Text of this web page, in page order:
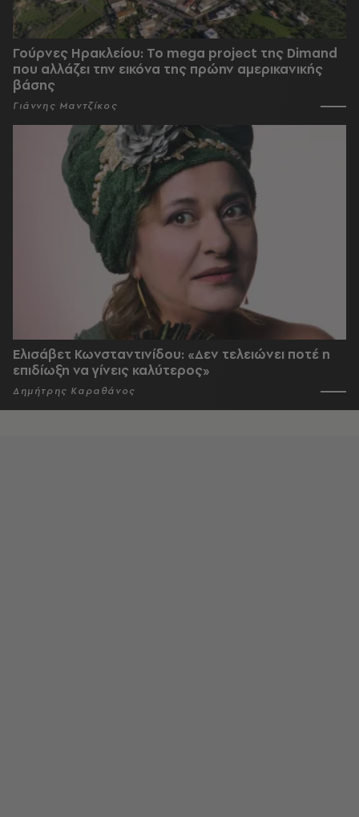
Γούρνες Ηρακλείου: To mega project της Dimand
που αλλάζει την εικόνα της πρώην αμερικανικής
βάσης
Γιάννης Μαντζίκος
Ελισάβετ Κωνσταντινίδου: «Δεν τελειώνει ποτέ η
επιδίωξη να γίνεις καλύτερος»
Δημήτρης Καραθάνος